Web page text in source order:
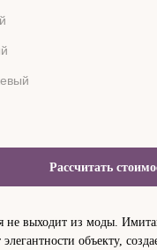
Рассчитать
не выходит из моды.
элегантности объекту,